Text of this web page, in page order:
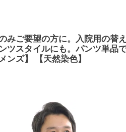
みご要望の方に。入院用の替
ツスタイルにも。パンツ単品
ンズ】 【天然染色】